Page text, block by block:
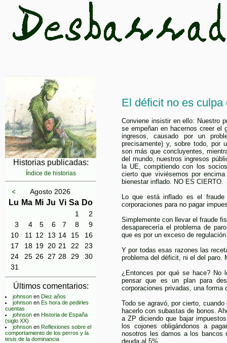
Historias publicadas:
Índice de historias
< Agosto 2026
Lu Ma Mi Ju Vi Sa Do
1
2
3
4 5 6 7 8
9
10
11 12 13 14 15
16
17
18 19 20 21 22
23
24
25 26 27 28 29
30
31
Últimos comentarios:
johnson en Diez años
johnson en Es hora de pedirles
cuentas
johnson en Historia de España
(siglo XX)
johnson en Reflexiones sobre el
comportamiento de los perros y la
tesis de la dominancia
El déficit no es
Conviene insistir en ello: Nuestro
se empeñan en hacernos creer el
ingresos, causado por un
precisamente) y, sobre todo, por
son más que concluyentes,
del mundo, nuestros ingresos
la UE, compitiendo con los
cierto que viviésemos por
bienestar inflado. NO ES CIERTO.
Lo que está inflado es el
corporaciones para no pagar
Simplemente con llevar el fraude
desaparecería el problema de
que es por un exceso de
Y por todas esas razones las
problema del déficit, ni el del paro.
¿Entonces por qué se hace? No
pensar que es un plan para
corporaciones privadas, una
Todo se agravó, por cierto,
hacerlo con subastas de bonos.
a ZP diciendo que bajar
los cojones obligándonos a
nosotros les damos a los bancos
deuda al 5%